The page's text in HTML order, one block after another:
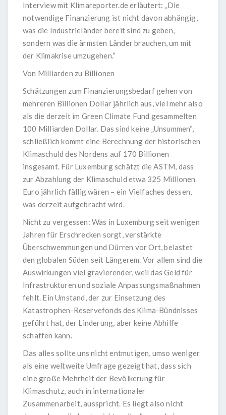
Interview mit Klimareporter.deerläutert: „Die
notwendige Finanzierung ist nicht davon abhängig,
was die Industrieländer bereit sind zu geben,
sondern was die ärmsten Länder brauchen, um mit
der Klimakrise umzugehen.“
Von Milliarden zu Billionen
Schätzungen zum Finanzierungsbedarf gehen von
mehreren Billionen Dollar jährlich aus, viel mehr also
als die derzeit im Green Climate Fund gesammelten
100 Milliarden Dollar. Das sind keine „Unsummen“,
schließlich kommt eine Berechnung der historischen
Klimaschuld des Nordens auf 170 Billionen
insgesamt. Für Luxemburg schätzt die ASTM, dass
zur Abzahlung der Klimaschuld etwa 325 Millionen
Euro jährlich fällig wären – ein Vielfaches dessen,
was derzeit aufgebracht wird.
Nicht zu vergessen: Was in Luxemburg seit wenigen
Jahren für Erschrecken sorgt, verstärkte
Überschwemmungen und Dürren vor Ort, belastet
den globalen Süden seit Längerem. Vor allem sind die
Auswirkungen viel gravierender, weil das Geld für
Infrastrukturen und soziale Anpassungsmaßnahmen
fehlt. Ein Umstand, der zur Einsetzung des
Katastrophen-Reservefonds des Klima-Bündnisses
geführt hat, der Linderung, aber keine Abhilfe
schaffen kann.
Das alles sollte uns nicht entmutigen, umso weniger
als eine weltweite Umfrage gezeigt hat, dass sich
eine große Mehrheit der Bevölkerung für
Klimaschutz, auch in internationaler
Zusammenarbeit, ausspricht. Es liegt also nicht